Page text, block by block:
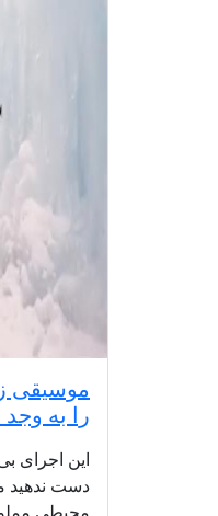
موسیقی
را به
این اجرای بی
دست ندهید